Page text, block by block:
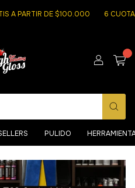
DE $100.000 6 CUOTAS SIN
PULIDO